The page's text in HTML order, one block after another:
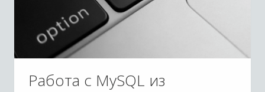
Работа с MySQL из